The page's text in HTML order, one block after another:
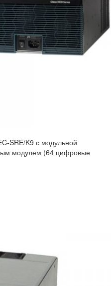
SRE/K9 с модульной
модулем (64 цифровые